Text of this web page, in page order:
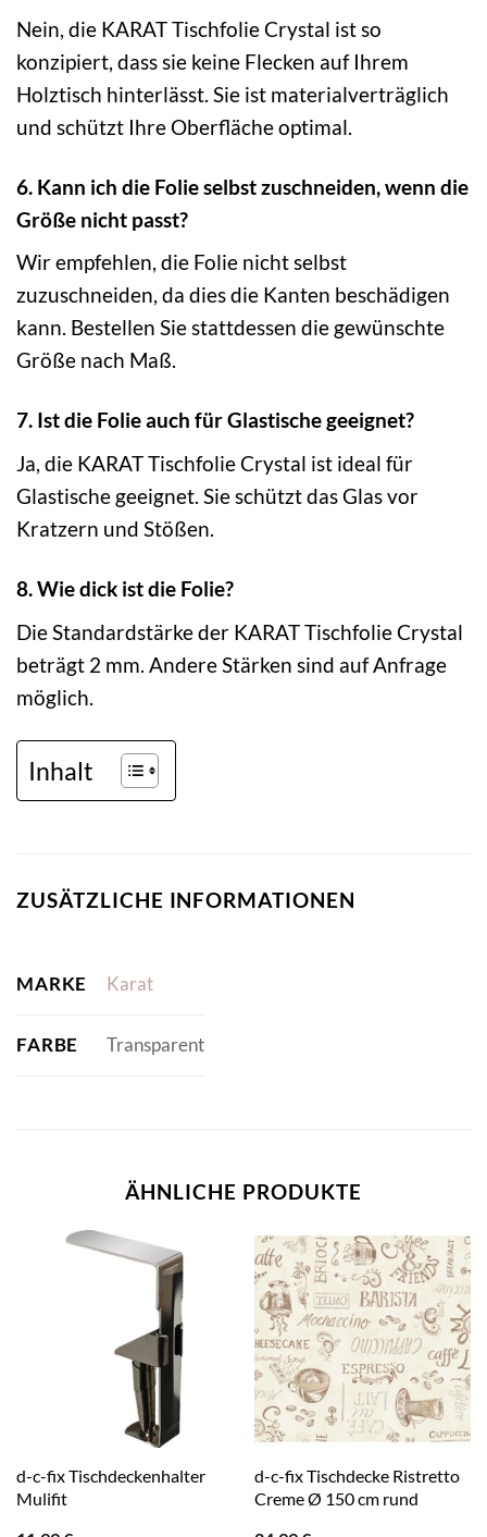
Nein, die KARAT Tischfolie Crystal ist so
konzipiert, dass sie keine Flecken auf Ihrem
Holztisch hinterlässt. Sie ist materialverträglich
und schützt Ihre Oberfläche optimal.
6. Kann ich die Folie selbst zuschneiden, wenn die
Größe nicht passt?
Wir empfehlen, die Folie nicht selbst
zuzuschneiden, da dies die Kanten beschädigen
kann. Bestellen Sie stattdessen die gewünschte
Größe nach Maß.
7. Ist die Folie auch für Glastische geeignet?
Ja, die KARAT Tischfolie Crystal ist ideal für
Glastische geeignet. Sie schützt das Glas vor
Kratzern und Stößen.
8. Wie dick ist die Folie?
Die Standardstärke der KARAT Tischfolie Crystal
beträgt 2 mm. Andere Stärken sind auf Anfrage
möglich.
Inhalt
ZUSÄTZLICHE INFORMATIONEN
MARKE Karat
FARBE Transparent
ÄHNLICHE PRODUKTE
d-c-fix Tischdeckenhalter
Mulifit
d-c-fix Tischdecke Ristretto
Creme Ø 150 cm rund